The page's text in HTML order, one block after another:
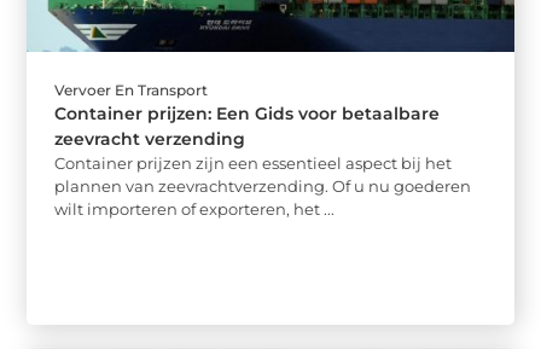
Vervoer En Transport
Container prijzen: Een Gids voor betaalbare
zeevracht verzending
Container prijzen zijn een essentieel aspect bij het
plannen van zeevrachtverzending. Of u nu goederen
wilt importeren of exporteren, het ...